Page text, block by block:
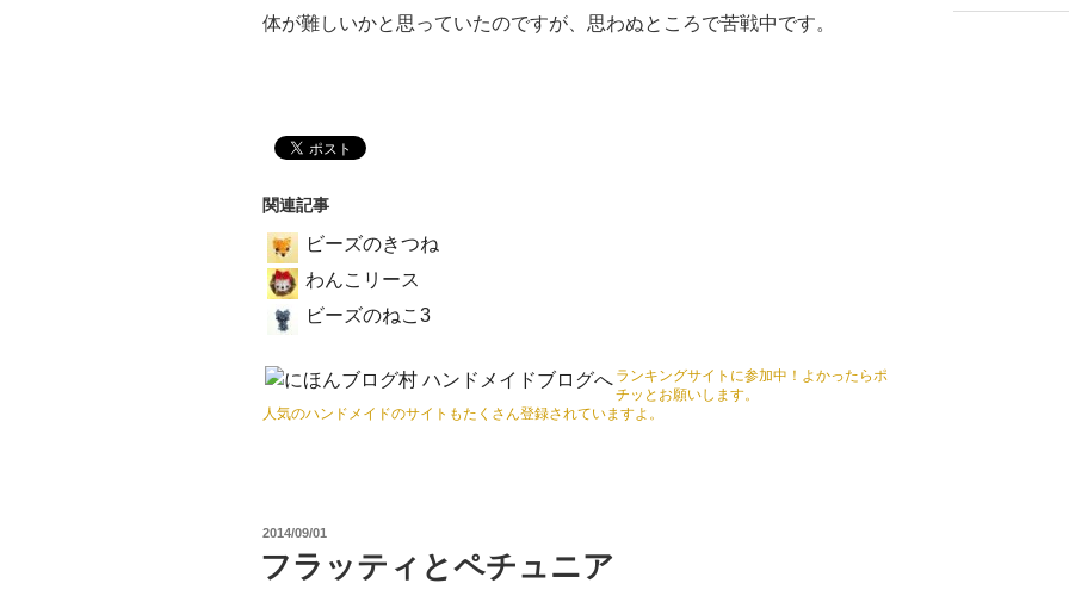
体が難しいかと思っていたのですが、思わぬところで苦戦中です。
関連記事
ビーズのきつね
わんこリース
ビーズのねこ3
ランキングサイトに参加中！よかったらポ
チッとお願いします。
人気のハンドメイドのサイトもたくさん登録されていますよ。
投
日:
2014/09/01
フラッティとペチュニア